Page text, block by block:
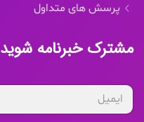
پرسش های متداول
مشترک خبرنامه شوید